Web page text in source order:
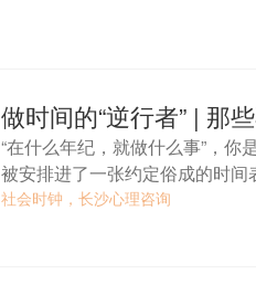
“在什么年纪，就做什么事”，
被安排进了一张约定俗成的时间
社会时钟，长沙心理咨询